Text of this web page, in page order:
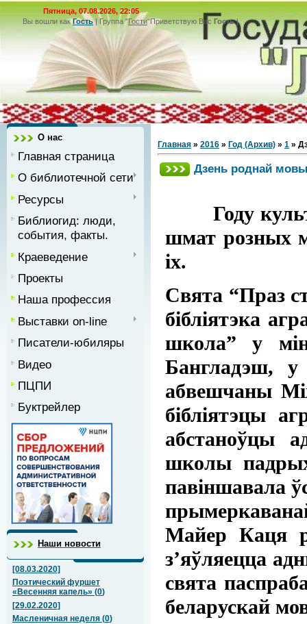
Пятница, 07.08.2026, 22:05
Вы вошли как Гость|Группа"Гости"Приветствую Вас Гость|
О нас
Главная страница
О библиотечной сети
Ресурсы
Библиогид: люди,
события, факты.
Краеведение
Проекты
Наша профессия
Выставки on-line
Писатели-юбиляры
Видео
ПЦПИ
Буктрейлер
Наши новости
[08.03.2020]
Поэтический фуршет
«Весенняя капель» (0)
[29.02.2020]
Масленичная неделя (0)
Главная » 2016 » Год (Архив) » 1 »
Дзень роднай
Году
шмат розных
іх.
Свята “Праз
бібліятэка
школа” у
Бангладэш,
абвешчаны
бібліятэцы
абстаноўцы
школы
павіншавала
Майер Каця
з’яўляецца
свята
беларускай